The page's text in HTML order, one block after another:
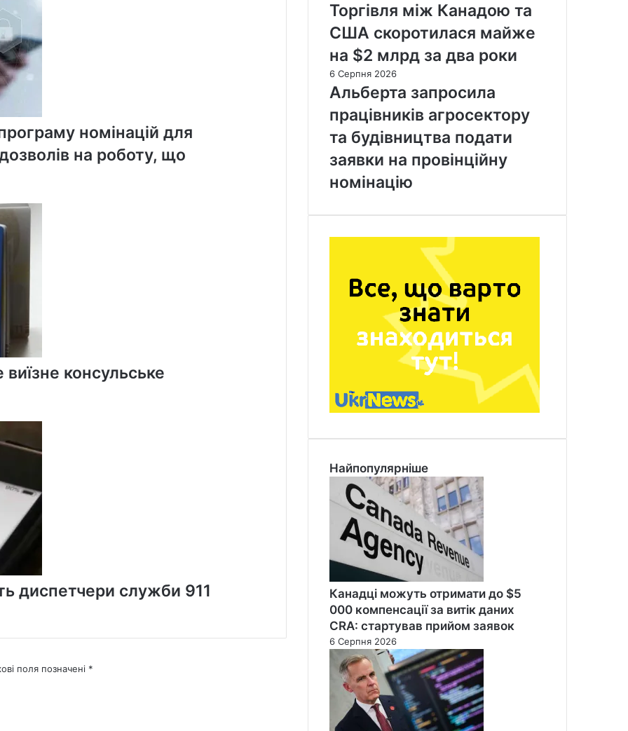
номінацій для
дозволів на роботу, що
консульське
диспетчери служби 911
поля позначені *
Торгівля між Канадою та
США скоротилася майже
на $2 млрд за два роки
6 Серпня 2026
Альберта запросила
працівників агросектору
та будівництва подати
заявки на провінційну
номінацію
Найпопулярніше
Канадці можуть отримати до $5
000 компенсації за витік даних
CRA: стартував прийом заявок
6 Серпня 2026